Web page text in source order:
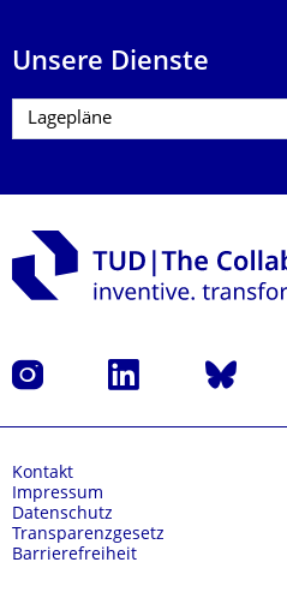
Unsere Dienste
Instagram LinkedIn Bluesky
Kontakt
Impressum
Datenschutz
Transparenzgesetz
Barrierefreiheit